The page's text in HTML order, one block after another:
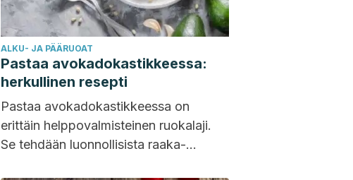
ALKU- JA PÄÄRUOAT
Pastaa avokadokastikkeessa:
herkullinen resepti
Pastaa avokadokastikkeessa on
erittäin helppovalmisteinen ruokalaji.
Se tehdään luonnollisista raaka-